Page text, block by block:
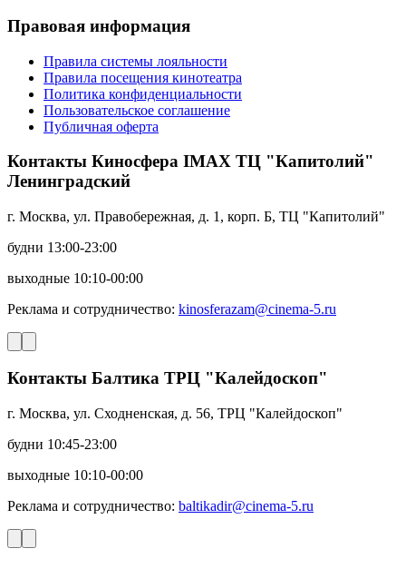
Правовая информация
Правила системы лояльности
Правила посещения кинотеатра
Политика конфиденциальности
Пользовательское соглашение
Публичная оферта
Контакты Киносфера IMAX ТЦ "Капитолий"
Ленинградский
г. Москва, ул. Правобережная, д. 1, корп. Б, ТЦ "Капитолий"
будни 13:00-23:00
выходные 10:10-00:00
Реклама и сотрудничество: kinosferazam@cinema-5.ru
Контакты Балтика ТРЦ "Калейдоскоп"
г. Москва, ул. Сходненская, д. 56, ТРЦ "Калейдоскоп"
будни 10:45-23:00
выходные 10:10-00:00
Реклама и сотрудничество: baltikadir@cinema-5.ru